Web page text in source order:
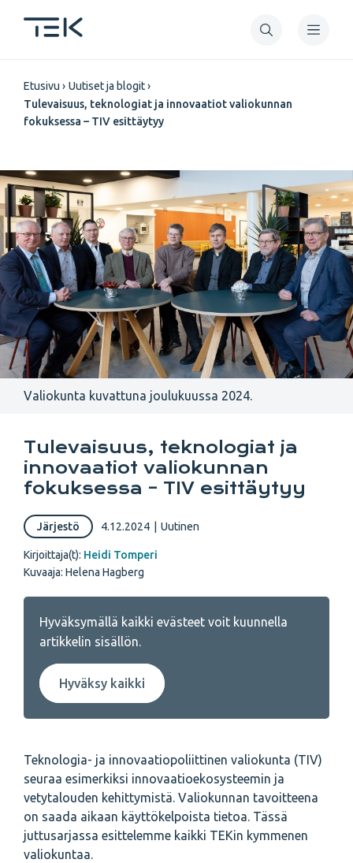
pääsisältöön
Murupolku
Etusivu
Uutiset ja blogit
Tulevaisuus, teknologiat ja innovaatiot valiokunnan
fokuksessa – TIV esittäytyy
Valiokunta kuvattuna joulukuussa 2024.
Tulevaisuus, teknologiat ja
innovaatiot valiokunnan
fokuksessa – TIV esittäytyy
Järjestö 4.12.2024 Uutinen
Kirjoittaja(t): Heidi Tomperi
Kuvaaja: Helena Hagberg
Hyväksymällä kaikki evästeet voit kuunnella
artikkelin sisällön.
Hyväksy kaikki
Teknologia- ja innovaatiopoliittinen valiokunta (TIV)
seuraa esimerkiksi innovaatioekosysteemin ja
vetytalouden kehittymistä. Valiokunnan tavoitteena
on saada aikaan käyttökelpoista tietoa. Tässä
juttusarjassa esittelemme kaikki TEKin kymmenen
valiokuntaa.